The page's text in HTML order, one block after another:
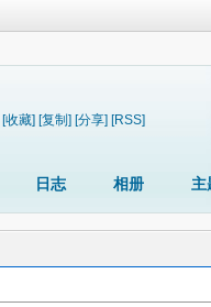
[收藏] [复制] [分享] [RSS]
日志 相册 主